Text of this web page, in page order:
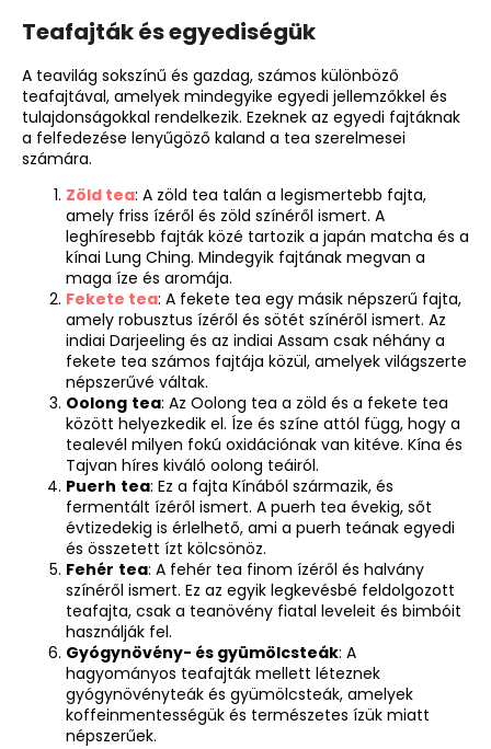
Teafajták és egyediségük
A teavilág sokszínű és gazdag, számos különböző
teafajtával, amelyek mindegyike egyedi jellemzőkkel és
tulajdonságokkal rendelkezik. Ezeknek az egyedi fajtáknak
a felfedezése lenyűgöző kaland a tea szerelmesei
számára.
Zöld tea: A zöld tea talán a legismertebb fajta,
amely friss ízéről és zöld színéről ismert. A
leghíresebb fajták közé tartozik a japán matcha és a
kínai Lung Ching. Mindegyik fajtának megvan a
maga íze és aromája.
Fekete tea: A fekete tea egy másik népszerű fajta,
amely robusztus ízéről és sötét színéről ismert. Az
indiai Darjeeling és az indiai Assam csak néhány a
fekete tea számos fajtája közül, amelyek világszerte
népszerűvé váltak.
Oolong tea: Az Oolong tea a zöld és a fekete tea
között helyezkedik el. Íze és színe attól függ, hogy a
tealevél milyen fokú oxidációnak van kitéve. Kína és
Tajvan híres kiváló oolong teáiról.
Puerh tea: Ez a fajta Kínából származik, és
fermentált ízéről ismert. A puerh tea évekig, sőt
évtizedekig is érlelhető, ami a puerh teának egyedi
és összetett ízt kölcsönöz.
Fehér tea: A fehér tea finom ízéről és halvány
színéről ismert. Ez az egyik legkevésbé feldolgozott
teafajta, csak a teanövény fiatal leveleit és bimbóit
használják fel.
Gyógynövény- és gyümölcsteák: A
hagyományos teafajták mellett léteznek
gyógynövényteák és gyümölcsteák, amelyek
koffeinmentességük és természetes ízük miatt
népszerűek.